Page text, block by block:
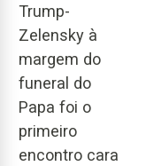
Trump-
Zelensky à
margem do
funeral do
Papa foi o
primeiro
encontro cara